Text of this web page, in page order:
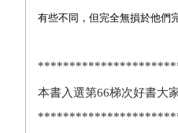
有些不同，但完全無損於他們
本書入選第66梯次好書大